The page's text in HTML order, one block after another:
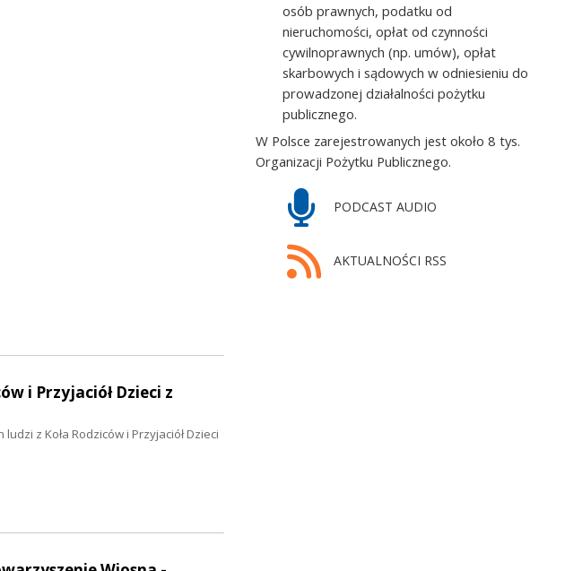
osób prawnych, podatku od
nieruchomości, opłat od czynności
cywilnoprawnych (np. umów), opłat
skarbowych i sądowych w odniesieniu do
prowadzonej działalności pożytku
publicznego.
W Polsce zarejestrowanych jest około 8 tys.
Organizacji Pożytku Publicznego.
PODCAST AUDIO
AKTUALNOŚCI RSS
i Przyjaciół Dzieci z
z Koła Rodziców i Przyjaciół Dzieci